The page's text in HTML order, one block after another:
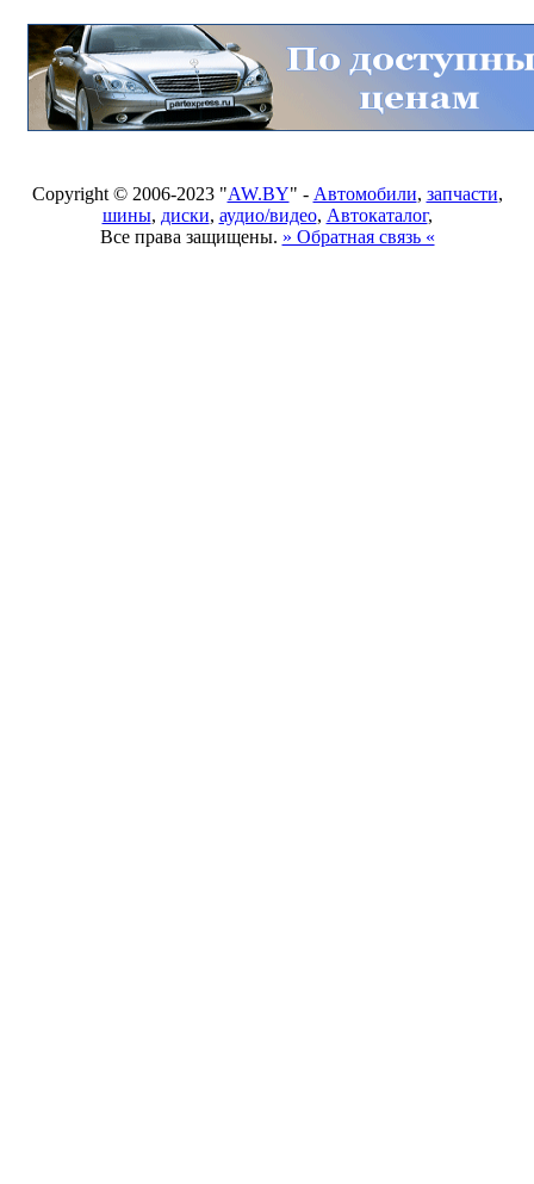
Copyright © 2006-2023 "AW.BY" - Автомобили, запчасти,
шины, диски, аудио/видео, Автокаталог,
Все права защищены. » Обратная связь «